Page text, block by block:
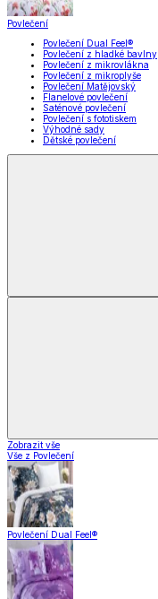
Povlečení
Povlečení Dual Feel®
Povlečení z hladké bavlny
Povlečení z mikrovlákna
Povlečení z mikroplyše
Povlečení Matějovský
Flanelové povlečení
Saténové povlečení
Povlečení s fototiskem
Výhodné sady
Dětské povlečení
Zobrazit vše
Vše z Povlečení
Povlečení Dual Feel®